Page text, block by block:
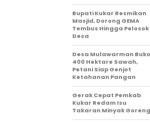
Bupati Kukar Resmikan
Masjid, Dorong GEMA
Tembus Hingga Pelosok
Desa
Desa Mulawarman Buka
400 Hektare Sawah,
Petani Siap Genjot
Ketahanan Pangan
Gerak Cepat Pemkab
Kukar Redam Isu
Takaran Minyak Goreng